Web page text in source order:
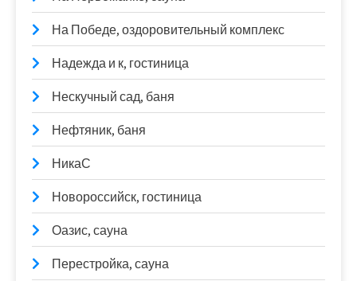
На Победе, оздоровительный комплекс
Надежда и к, гостиница
Нескучный сад, баня
Нефтяник, баня
НикаС
Новороссийск, гостиница
Оазис, сауна
Перестройка, сауна